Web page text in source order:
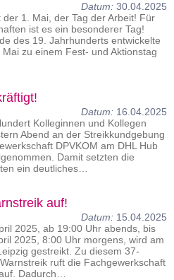
Datum: 30.04.2025
der 1. Mai, der Tag der Arbeit! Für
ist es ein besonderer Tag!
des 19. Jahrhunderts entwickelte
zu einem Fest- und Aktionstag
Datum: 16.04.2025
Kolleginnen und Kollegen
Abend an der Streikkundgebung
DPVKOM am DHL Hub
Damit setzten die
ein deutliches…
auf!
Datum: 15.04.2025
2025, ab 19:00 Uhr abends, bis
2025, 8:00 Uhr morgens, wird am
gestreikt. Zu diesem 37-
ruft die Fachgewerkschaft
Dadurch…